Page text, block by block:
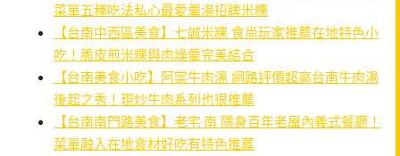
菜單五種吃法私心最愛羹湯招牌米粿
【台南中西區美食】七誠米粿 食尚玩家推薦在地特色小
吃！脆皮煎米粿與肉燥羹完美結合
【台南美食小吃】阿棠牛肉湯 網路評價超高台南牛肉湯
後起之秀！現炒牛肉系列也很推薦
【台南南門路美食】老宅·南 隱身百年老屋內義式餐廳！
菜單融入在地食材好吃有特色推薦